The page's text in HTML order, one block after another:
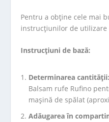
Pentru a obține cele mai
instrucțiunilor de utilizare
Instrucțiuni de bază:
Determinarea cantității:
Balsam rufe Rufino
mașină de spălat
Adăugarea în